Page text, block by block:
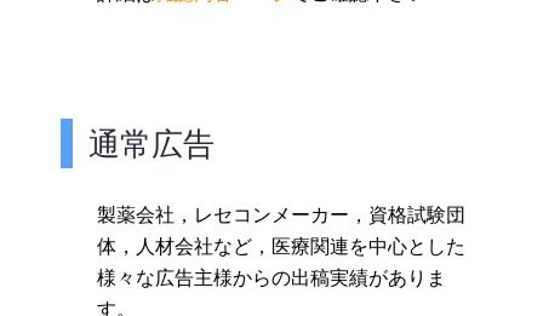
通常広告
製薬会社，レセコンメーカー，資格試験団
体 ，人材会社など ，医療関連を中心とした
様々な広告主様からの出稿実績がありま
す。